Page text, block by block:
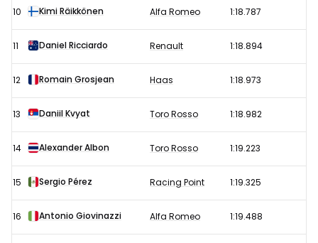
10 Kimi Räikkönen Alfa Romeo 1:18.787
11 Daniel Ricciardo Renault 1:18.894
12 Romain Grosjean Haas 1:18.973
13 Daniil Kvyat Toro Rosso 1:18.982
14 Alexander Albon Toro Rosso 1:19.223
15 Sergio Pérez Racing Point 1:19.325
16 Antonio Giovinazzi Alfa Romeo 1:19.488